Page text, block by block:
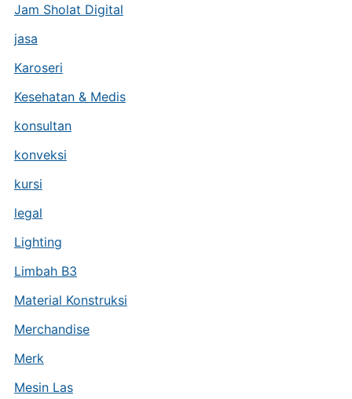
Jam Sholat Digital
jasa
Karoseri
Kesehatan & Medis
konsultan
konveksi
kursi
legal
Lighting
Limbah B3
Material Konstruksi
Merchandise
Merk
Mesin Las